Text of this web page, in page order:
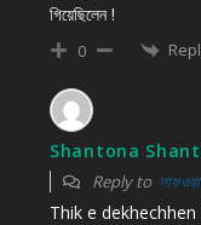
গিয়েছিলেন !
0
Shantona
Reply to
Thik e